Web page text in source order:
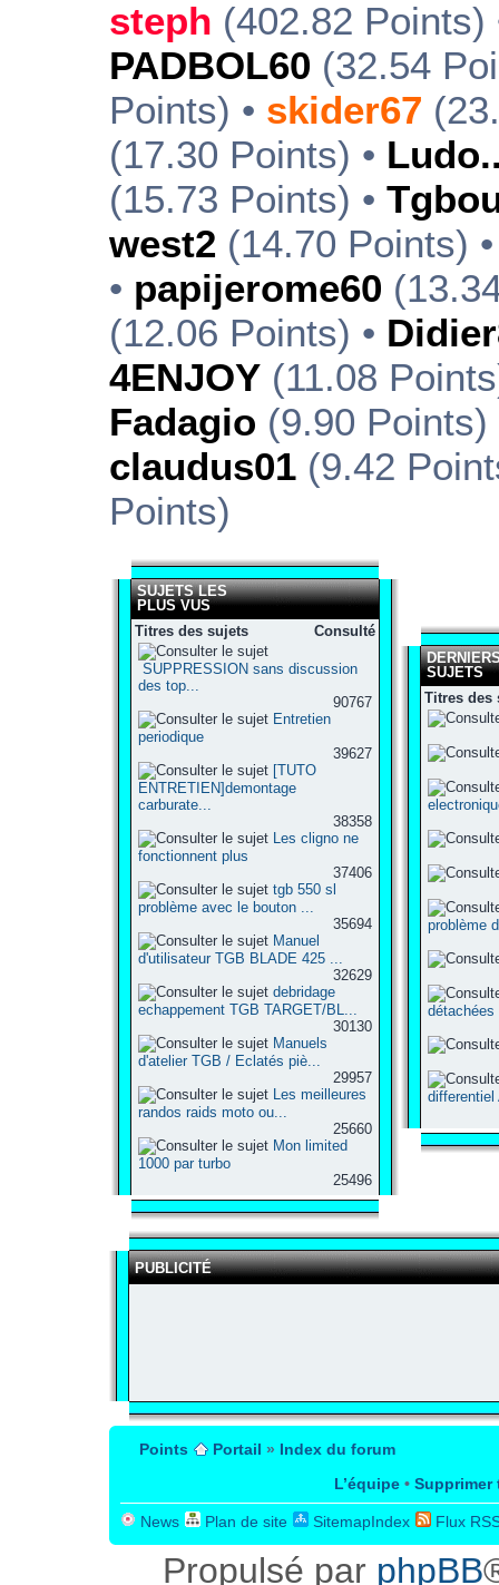
steph (402.82 Points)
PADBOL60 (32.54
Points) • skider67
(17.30 Points) •
(15.73 Points) •
west2 (14.70 Points)
• papijerome60
(12.06 Points) •
4ENJOY (11.08
Fadagio (9.90
claudus01 (9.42
Points)
SUJETS LES
PLUS VUS
Titres des sujets
Consulté
SUPPRESSION sans discussion
des top...
90767
Entretien
periodique
39627
[TUTO
ENTRETIEN]demontage
carburate...
38358
Les cligno ne
fonctionnent plus
37406
tgb 550 sl
problème avec le bouton ...
35694
Manuel
d'utilisateur TGB BLADE 425 ...
32629
debridage
echappement TGB TARGET/BL...
30130
Manuels
d'atelier TGB / Eclatés piè...
29957
Les meilleures
randos raids moto ou...
25660
Mon limited
1000 par turbo
25496
SUJETS
Titres des
problème
détachées
differentiel
PUBLICITÉ
Points Portail » Index du forum
L’équipe • Supprimer
News Plan de site SitemapIndex Flux
Propulsé par phpBB